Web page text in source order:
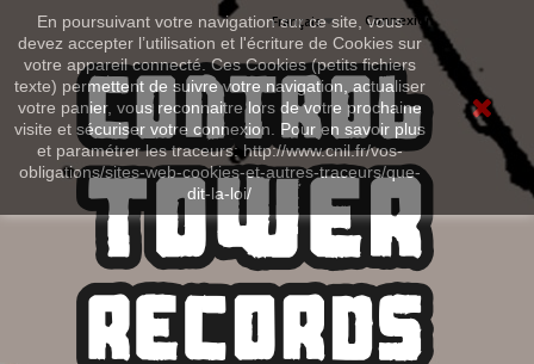
En poursuivant votre navigation sur ce site, vous
devez accepter l’utilisation et l'écriture de Cookies sur
votre appareil connecté. Ces Cookies (petits fichiers
texte) permettent de suivre votre navigation, actualiser
votre panier, vous reconnaitre lors de votre prochaine
visite et sécuriser votre connexion. Pour en savoir plus
et paramétrer les traceurs: http://www.cnil.fr/vos-
obligations/sites-web-cookies-et-autres-traceurs/que-
dit-la-loi/
Connexion
Français